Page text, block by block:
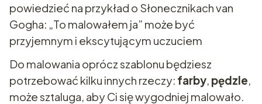
powiedzieć na przykład o Słonecznikach van
Gogha: „To malowałem ja” może być
przyjemnym i ekscytującym uczuciem
Do malowania oprócz szablonu będziesz
potrzebować kilku innych rzeczy: farby, pędzle,
może sztaluga, aby Ci się wygodniej malowało.